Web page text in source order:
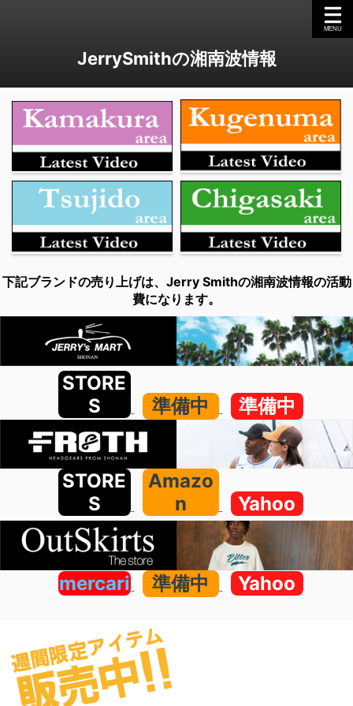
JerrySmithの湘南波情報
下記ブランドの売り上げは、Jerry Smithの湘南波情報の活動
費になります。
STORE
S
準備中 準備中
STORE
S
Amazo
n
Yahoo
mercari 準備中 Yahoo